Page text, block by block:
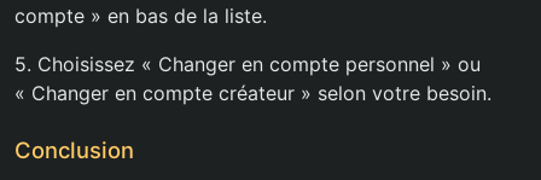
compte » en bas de la liste.
5. Choisissez « Changer en compte personnel » ou
« Changer en compte créateur » selon votre besoin.
Conclusion